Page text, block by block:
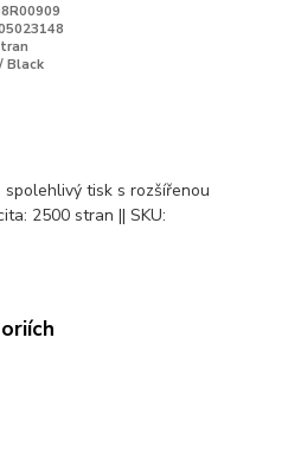
Black
tisk s rozšířenou
2500 stran || SKU: